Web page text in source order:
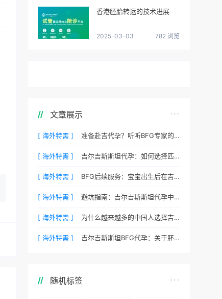
香港胚胎转运的技术进展
2025-03-03 782 浏览
文章展示
[ 海外特需 ] 准备赴吉代孕？听听BFG专家的心理调适建议
[ 海外特需 ] 吉尔吉斯斯坦代孕：如何选择匹配的捐赠者？
[ 海外特需 ] BFG后续服务：宝宝出生后在吉尔吉斯斯坦的体检与回国
[ 海外特需 ] 避坑指南：吉尔吉斯斯坦代孕中常见的五个陷阱
[ 海外特需 ] 为什么越来越多的中国人选择吉尔吉斯斯坦BFG？
[ 海外特需 ] 吉尔吉斯斯坦BFG代孕：关于胚胎冷冻与续费的说明
随机标签